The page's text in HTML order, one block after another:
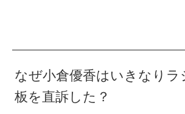
なぜ小倉優香はいきなりラ
板を直訴した？